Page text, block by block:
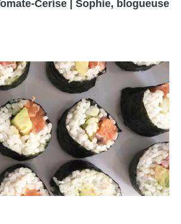
Cerise | Sophie, blogueuse